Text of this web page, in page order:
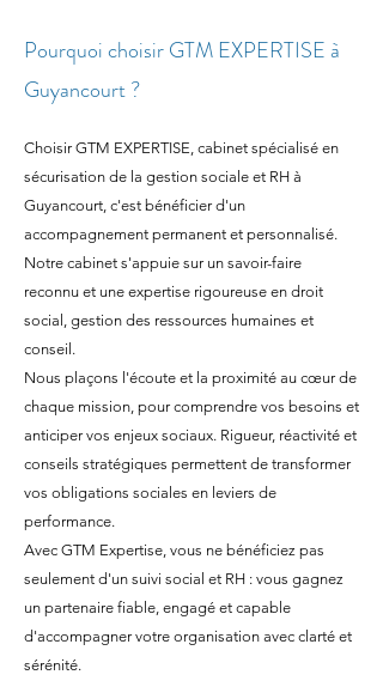
Pourquoi choisir GTM EXPERTISE à
Guyancourt ?
Choisir GTM EXPERTISE, cabinet spécialisé en
sécurisation de la gestion sociale et RH à
Guyancourt, c'est bénéficier d'un
accompagnement permanent et personnalisé.
Notre cabinet s'appuie sur un savoir-faire
reconnu et une expertise rigoureuse en droit
social, gestion des ressources humaines et
conseil.
Nous plaçons l'écoute et la proximité au cœur de
chaque mission, pour comprendre vos besoins et
anticiper vos enjeux sociaux. Rigueur, réactivité et
conseils stratégiques permettent de transformer
vos obligations sociales en leviers de
performance.
Avec GTM Expertise, vous ne bénéficiez pas
seulement d'un suivi social et RH : vous gagnez
un partenaire fiable, engagé et capable
d'accompagner votre organisation avec clarté et
sérénité.